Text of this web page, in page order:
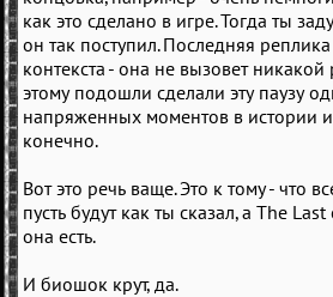
как это сделано в игре. Тогда ты
он так поступил. Последняя
контекста - она не вызовет
этому подошли сделали эту паузу
напряженных моментов в истории
конечно.
Вот это речь ваще. Это к тому - что
пусть будут как ты сказал, а The Last
она есть.
И биошок крут, да.